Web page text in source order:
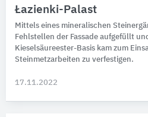
Łazienki-Palast
Mittels eines mineralischen
Fehlstellen der Fassade aufgefüllt
Kieselsäureester-Basis kam zum
Steinmetzarbeiten zu verfestigen.
17.11.2022